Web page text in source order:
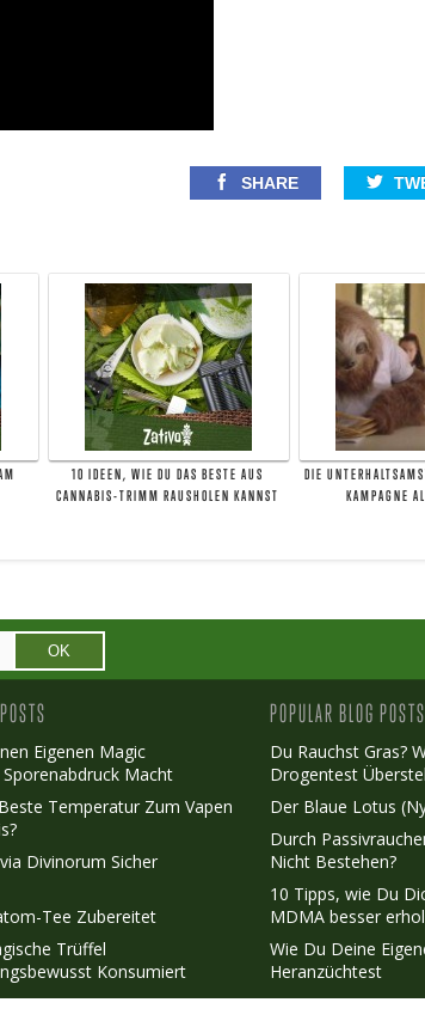
SHARE
10 IDEEN, WIE DU DAS BESTE AUS
CANNABIS-TRIMM RAUSHOLEN KANNST
DIE
KAMPAGNE
OK
Eigenen Magic
Macht
Temperatur Zum Vapen
Divinorum Sicher
Tee Zubereitet
Trüffel
Konsumiert
POPULAR BLOG POSTS
Du Rauchst Gras?
Drogentest
Der Blaue Lotus
Durch
Nicht Bestehen?
10 Tipps, wie Du
MDMA besser
Wie Du Deine
Heranzüchtest